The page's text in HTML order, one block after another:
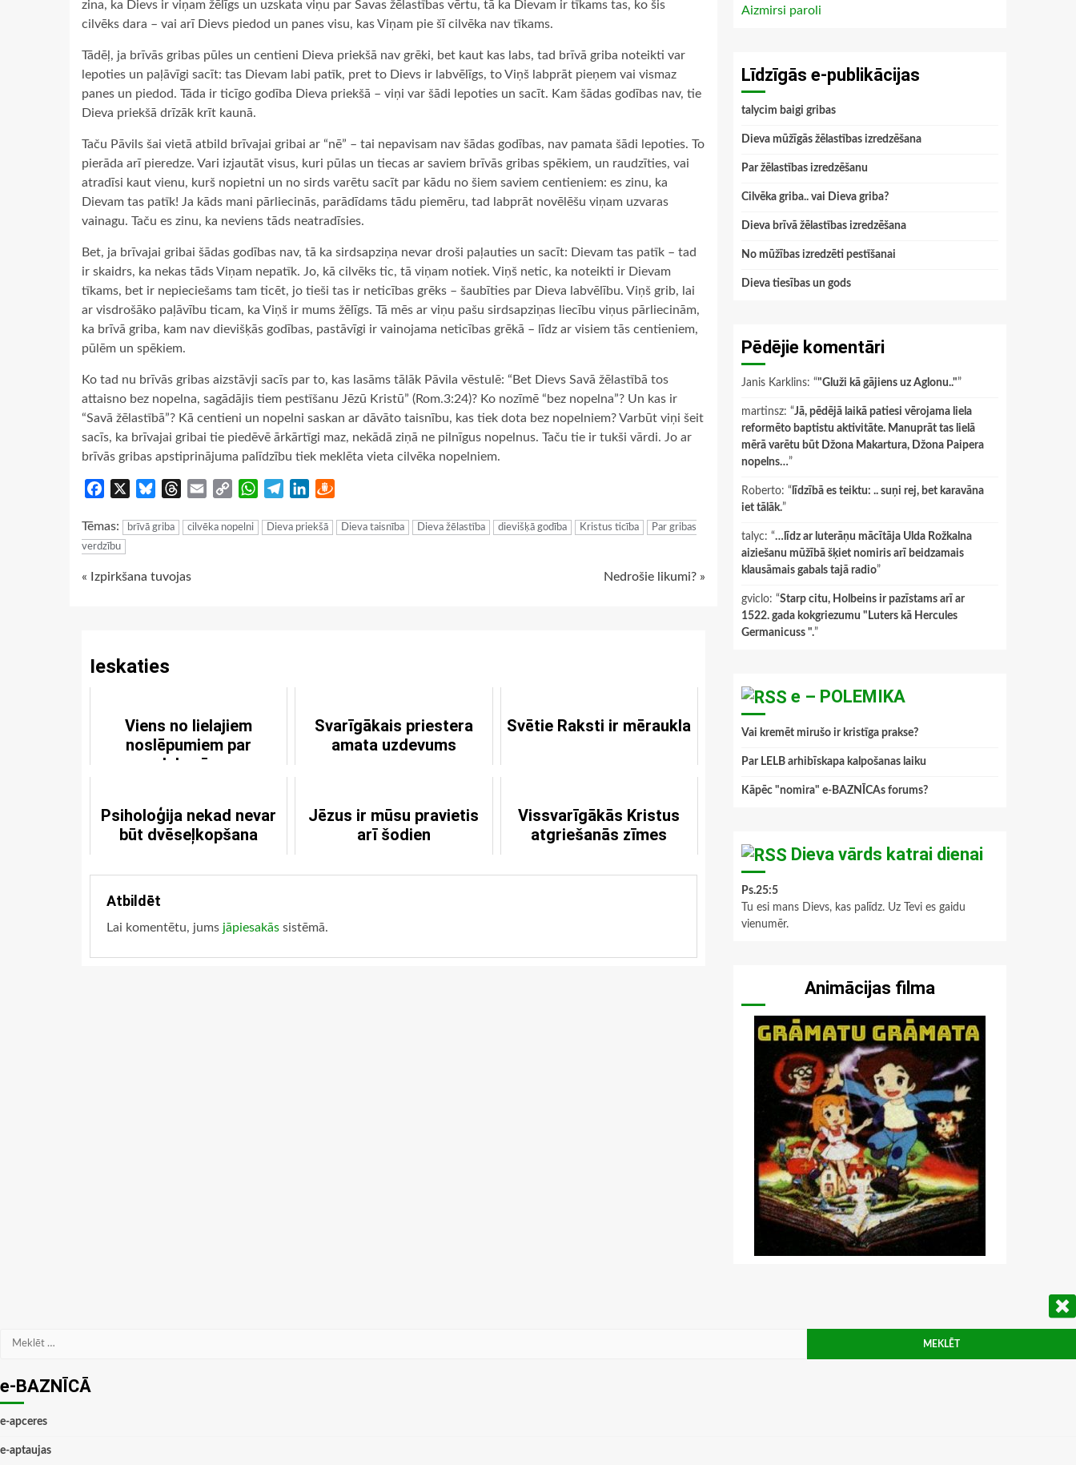
zina, ka Dievs ir viņam žēlīgs un uzskata viņu par Savas žēlastības vērtu, tā ka Dievam ir tīkams tas, ko šis
cilvēks dara – vai arī Dievs piedod un panes visu, kas Viņam pie šī cilvēka nav tīkams.
Tādēļ, ja brīvās gribas pūles un centieni Dieva priekšā nav grēki, bet kaut kas labs, tad brīvā griba noteikti var
lepoties un paļāvīgi sacīt: tas Dievam labi patīk, pret to Dievs ir labvēlīgs, to Viņš labprāt pieņem vai vismaz
panes un piedod. Tāda ir ticīgo godība Dieva priekšā – viņi var šādi lepoties un sacīt. Kam šādas godības nav, tie
Dieva priekšā drīzāk krīt kaunā.
Taču Pāvils šai vietā atbild brīvajai gribai ar “nē” – tai nepavisam nav šādas godības, nav pamata šādi lepoties. To
pierāda arī pieredze. Vari izjautāt visus, kuri pūlas un tiecas ar saviem brīvās gribas spēkiem, un raudzīties, vai
atradīsi kaut vienu, kurš nopietni un no sirds varētu sacīt par kādu no šiem saviem centieniem: es zinu, ka
Dievam tas patīk! Ja kāds mani pārliecinās, parādīdams tādu piemēru, tad labprāt novēlēšu viņam uzvaras
vainagu. Taču es zinu, ka neviens tāds neatradīsies.
Bet, ja brīvajai gribai šādas godības nav, tā ka sirdsapziņa nevar droši paļauties un sacīt: Dievam tas patīk – tad
ir skaidrs, ka nekas tāds Viņam nepatīk. Jo, kā cilvēks tic, tā viņam notiek. Viņš netic, ka noteikti ir Dievam
tīkams, bet ir nepieciešams tam ticēt, jo tieši tas ir neticības grēks – šaubīties par Dieva labvēlību. Viņš grib, lai
ar visdrošāko paļāvību ticam, ka Viņš ir mums žēlīgs. Tā mēs ar viņu pašu sirdsapziņas liecību viņus pārliecinām,
ka brīvā griba, kam nav dievišķās godības, pastāvīgi ir vainojama neticības grēkā – līdz ar visiem tās centieniem,
pūlēm un spēkiem.
Ko tad nu brīvās gribas aizstāvji sacīs par to, kas lasāms tālāk Pāvila vēstulē: “Bet Dievs Savā žēlastībā tos
attaisno bez nopelna, sagādājis tiem pestīšanu Jēzū Kristū” (Rom.3:24)? Ko nozīmē “bez nopelna”? Un kas ir
“Savā žēlastībā”? Kā centieni un nopelni saskan ar dāvāto taisnību, kas tiek dota bez nopelniem? Varbūt viņi šeit
sacīs, ka brīvajai gribai tie piedēvē ārkārtīgi maz, nekādā ziņā ne pilnīgus nopelnus. Taču tie ir tukši vārdi. Jo ar
brīvās gribas apstiprinājuma palīdzību tiek meklēta vieta cilvēka nopelniem.
Facebook BlueskyThreads
Email
Copy
WhatsApp
TelegramLinkedIn
Tēmas: brīvā griba cilvēka nopelni Dieva priekšā Dieva taisnība Dieva žēlastība dievišķā godība Kristus ticība
Par gribas
verdzību
Continue
« Izpirkšana tuvojas Nedrošie likumi? »
Ieskaties
Viens no lielajiem
noslēpumiem par
debesīm
Svarīgākais priestera
amata uzdevums
Svētie Raksti ir mēraukla
Psiholoģija nekad nevar
būt dvēseļkopšana
Jēzus ir mūsu pravietis
arī šodien
Vissvarīgākās Kristus
atgriešanās zīmes
Atbildēt
Lai komentētu, jums jāpiesakās sistēmā.
Aizmirsi paroli
Līdzīgās e-publikācijas
talycim baigi gribas
Dieva mūžīgās žēlastības izredzēšana
Par žēlastības izredzēšanu
Cilvēka griba.. vai Dieva griba?
Dieva brīvā žēlastības izredzēšana
No mūžības izredzēti pestīšanai
Dieva tiesības un gods
Pēdējie komentāri
Janis Karklins: “"Gluži kā gājiens uz Aglonu.."”
martinsz: “Jā, pēdējā laikā patiesi vērojama liela
reformēto baptistu aktivitāte. Manuprāt tas lielā
mērā varētu būt Džona Makartura, Džona Paipera
nopelns…”
Roberto: “ līdzībā es teiktu: .. suņi rej, bet karavāna
iet tālāk.”
talyc: “…līdz ar luterāņu mācītāja Ulda Rožkalna
aiziešanu mūžībā šķiet nomiris arī beidzamais
klausāmais gabals tajā radio”
gviclo: “Starp citu, Holbeins ir pazīstams arī ar
1522. gada kokgriezumu "Luters kā Hercules
Germanicuss ".”
e – POLEMIKA
Vai kremēt mirušo ir kristīga prakse?
Par LELB arhibīskapa kalpošanas laiku
Kāpēc "nomira" e-BAZNĪCAs forums?
Dieva vārds katrai dienai
Ps.25:5
Tu esi mans Dievs, kas palīdz. Uz Tevi es gaidu
vienumēr.
Animācijas filma
Meklēt:
e-BAZNĪCĀ
e-apceres
e-aptaujas